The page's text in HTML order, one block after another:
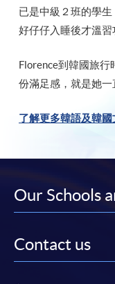
已是中級２班的學
好仔仔入睡後才溫習
Florence到韓國旅行
份滿足感，就是她一
了解更多韓語及韓
Our Schools
Contact us